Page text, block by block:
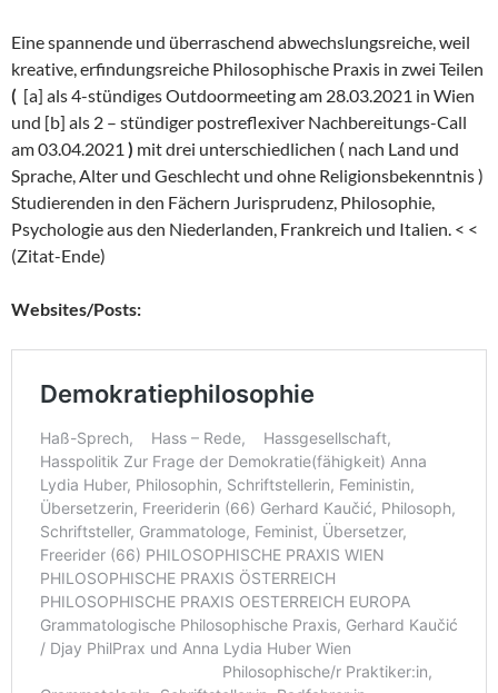
Eine spannende und überraschend abwechslungsreiche, weil
kreative, erfindungsreiche Philosophische Praxis in zwei Teilen
( [a] als 4-stündiges Outdoormeeting am 28.03.2021 in Wien
und [b] als 2 – stündiger postreflexiver Nachbereitungs-Call
am 03.04.2021 ) mit drei unterschiedlichen ( nach Land und
Sprache, Alter und Geschlecht und ohne Religionsbekenntnis )
Studierenden in den Fächern Jurisprudenz, Philosophie,
Psychologie aus den Niederlanden, Frankreich und Italien. < <
(Zitat-Ende)
Websites/Posts: